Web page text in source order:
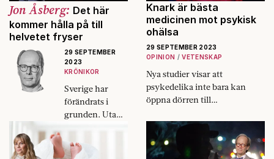
Jon Åsberg: Det här
kommer hålla på till
helvetet fryser
29 SEPTEMBER
2023
KRÖNIKOR
Sverige har
förändrats i
grunden. Utan
kommer våldet
Knark är bästa
medicinen mot psykisk
ohälsa
29 SEPTEMBER 2023
OPINION
VETENSKAP
Nya studier visar att
psykedelika inte bara kan
öppna dörren till
också lindra missbruk och
psykiskt lidande.